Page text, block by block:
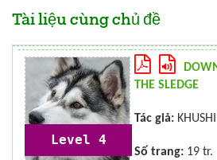
Tài liệu cùng chủ đề
Level 4
THE SLEDGE
Tác giả:
Số trang: 19 tr.